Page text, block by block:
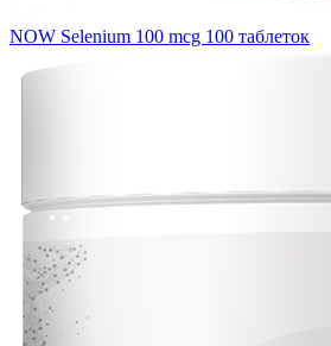
NOW Selenium 100 mcg 100 таблеток